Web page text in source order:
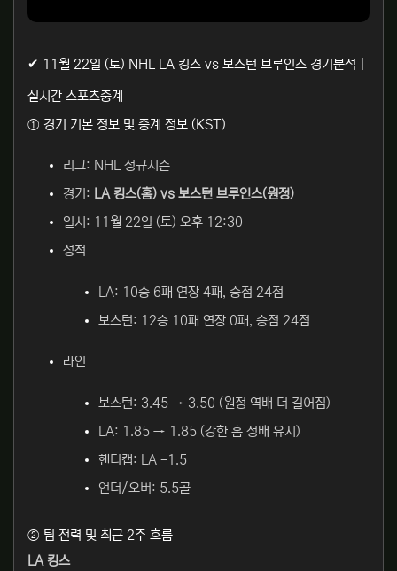
✔ 11월 22일 (토) NHL LA 킹스 vs 보스턴 브루인스 경기분석 |
실시간 스포츠중계
① 경기 기본 정보 및 중계 정보 (KST)
리그: NHL 정규시즌
경기: LA 킹스(홈) vs 보스턴 브루인스(원정)
일시: 11월 22일 (토) 오후 12:30
성적
LA: 10승 6패 연장 4패, 승점 24점
보스턴: 12승 10패 연장 0패, 승점 24점
라인
보스턴: 3.45 → 3.50 (원정 역배 더 길어짐)
LA: 1.85 → 1.85 (강한 홈 정배 유지)
핸디캡: LA -1.5
언더/오버: 5.5골
② 팀 전력 및 최근 2주 흐름
LA 킹스